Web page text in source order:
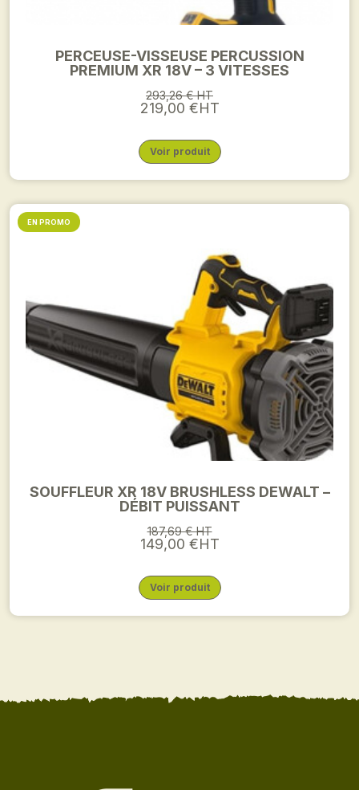
PERCEUSE-VISSEUSE PERCUSSION
PREMIUM XR 18V – 3 VITESSES
293,26 € HT
219,00 €HT
Voir produit
SOUFFLEUR XR 18V BRUSHLESS DEWALT –
DÉBIT PUISSANT
187,69 € HT
149,00 €HT
Voir produit
EN PROMO